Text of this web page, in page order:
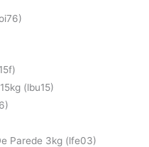
(lbu15)
Parede 3kg (lfe03)